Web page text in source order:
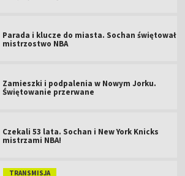
Parada i klucze do miasta. Sochan świętował
mistrzostwo NBA
Zamieszki i podpalenia w Nowym Jorku.
Świętowanie przerwane
Czekali 53 lata. Sochan i New York Knicks
mistrzami NBA!
TRANSMISJA